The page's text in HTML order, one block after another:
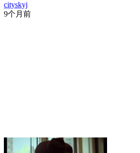
cityskyj
9个月前